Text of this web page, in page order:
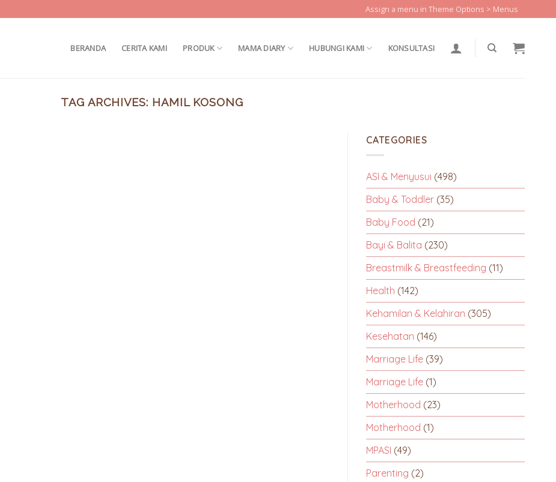
Assign a menu in Theme Options > Menus
BERANDA CERITA KAMI PRODUK MAMA DIARY HUBUNGI KAMI KONSULTASI
TAG ARCHIVES: HAMIL KOSONG
CATEGORIES
ASI & Menyusui (498)
Baby & Toddler (35)
Baby Food (21)
Bayi & Balita (230)
Breastmilk & Breastfeeding (11)
Health (142)
Kehamilan & Kelahiran (305)
Kesehatan (146)
Marriage Life (39)
Marriage Life (1)
Motherhood (23)
Motherhood (1)
MPASI (49)
Parenting (2)